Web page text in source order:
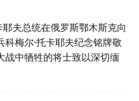
耶夫总统在俄罗斯鄂木斯克向
梅尔·托卡耶夫纪念铭牌敬
战中牺牲的将士致以深切缅